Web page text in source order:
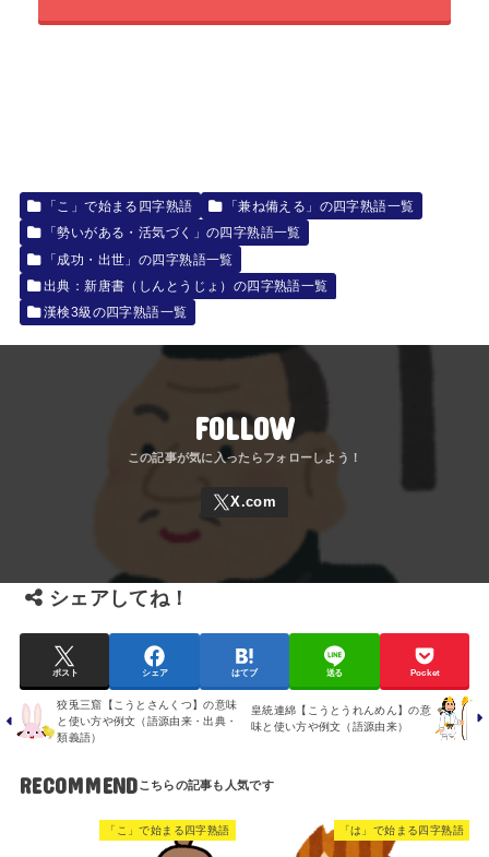
「こ」で始まる四字熟語
「兼ね備える」の四字熟語一覧
「勢いがある・活気づく」の四字熟語一覧
「成功・出世」の四字熟語一覧
出典：新唐書（しんとうじょ）の四字熟語一覧
漢検3級の四字熟語一覧
FOLLOW
シェアしてね！
ポスト シェア はてブ 送る Pocket
狡兎三窟【こうとさんくつ】の意味
と使い方や例文（語源由来・出典・
類義語）
皇統連綿【こうとうれんめん】の意
味と使い方や例文（語源由来）
RECOMMEND
「こ」で始まる四字熟語 「は」で始まる四字熟語